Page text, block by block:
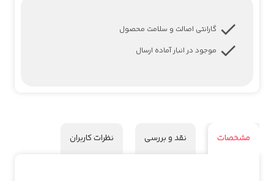
گارانتی اصالت و سلامت محصول
موجود در انبار آماده ارسال
مشخصات نقد و بررسی نظرات کاربران